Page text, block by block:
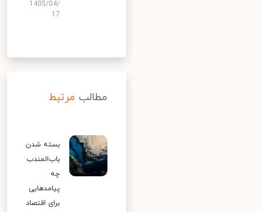
1405/04/
17
مطالب مرتبط
بسته شدن
باب‌المندب
چه
پیامدهایی
برای اقتصاد